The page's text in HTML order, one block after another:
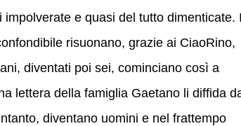
e quasi del tutto dimenticate.
risuonano, grazie ai CiaoRino,
diventati poi sei, cominciano così a
lettera della famiglia Gaetano li diffida
diventano uomini e nel frattempo